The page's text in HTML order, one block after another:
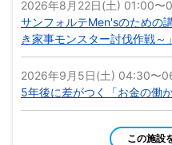
2026年8月22日(土) 01:00〜
サンフォルテMen'sのための
き家事モンスター討伐作戦～」
2026年9月5日(土) 04:30〜
5年後に差がつく「お金の働か
この施設